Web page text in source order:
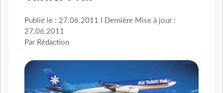
Publié le : 27.06.2011 I Dernière Mise à jour :
27.06.2011
Par Rédaction